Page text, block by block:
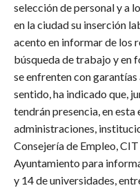
selección de personal y a
en la ciudad su inserción
acento en informar de los
búsqueda de trabajo y en
se enfrenten con
sentido, ha indicado que,
tendrán presencia, en
administraciones,
Consejería de Empleo,
Ayuntamiento para
y 14 de universidades,